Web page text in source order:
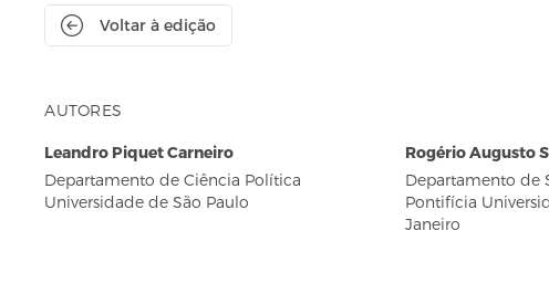
Voltar à edição
AUTORES
Leandro Piquet Carneiro
Departamento de Ciência Política
Universidade de São Paulo
Rogério Augusto
Departamento de
Pontifícia
Janeiro